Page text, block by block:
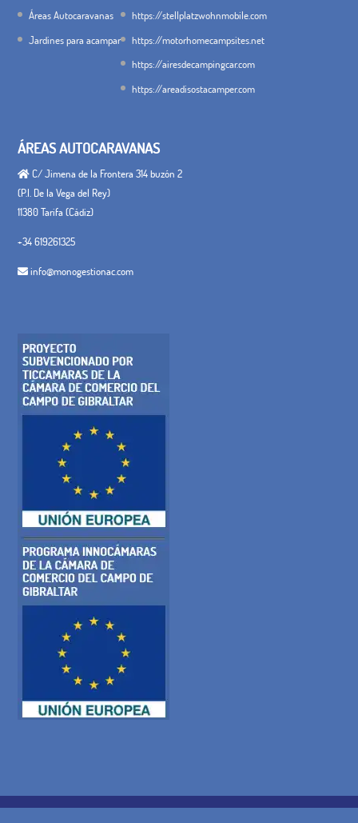
Áreas Autocaravanas
Jardines para acampar
https://stellplatzwohnmobile.com
https://motorhomecampsites.net
https://airesdecampingcar.com
https://areadisostacamper.com
ÁREAS AUTOCARAVANAS
C/ Jimena de la Frontera 314 buzón 2
(P.I. De la Vega del Rey)
11380 Tarifa (Cádiz)
+34 619261325
info@monogestionac.com